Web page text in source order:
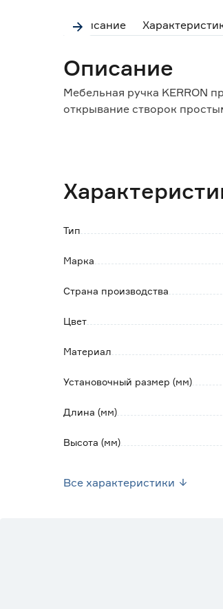
Описание
Описание
Мебельная ручка KERRON
открывание створок
материалов;
- легко устанавливается и
Обратите внимание:
Протирать влажной тканью,
Тип
Марка
Страна производства
Цвет
Материал
Установочный размер (мм)
Длина (мм)
Высота (мм)
Все характеристики